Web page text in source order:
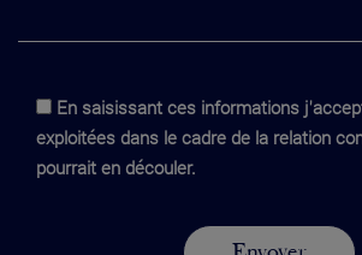
En saisissant ces informations
exploitées dans le cadre de la relation
pourrait en découler.